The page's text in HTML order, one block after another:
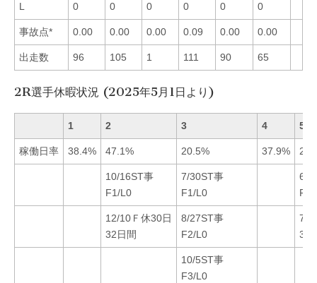
L 0 0 0 0 0 0
事故点* 0.00 0.00 0.00 0.09 0.00 0.00
出走数 96 105 1 111 90 65
2R選手休暇状況 (2025年5月1日より)
1 2 3 4 5
稼働日率 38.4% 47.1% 20.5% 37.9%
10/16ST事
F1/L0
7/30ST事
F1/L0
6/
F1/
12/10Ｆ休30日
32日間
8/27ST事
F2/L0
7/
32
10/5ST事
F3/L0